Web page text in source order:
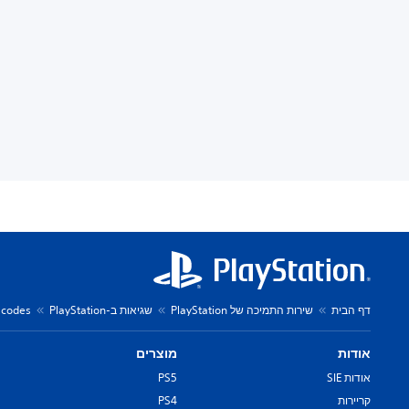
דף הבית שירות התמיכה של PlayStation שגיאות ב-PlayStation
אודות
אודות SIE
קריירות
מוצרים
PS5
PS4